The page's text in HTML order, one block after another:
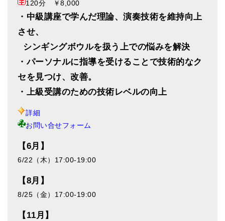
120分 ￥8,000
・中級講座で学んだ理論、演奏技術を維持向上
させ、
シンギングボウルを扱う上での悩みを解決
・パーソナルに指導を受けることで技術的なク
セを見つけ、改善。
・上級受講のための技術レベルの向上
詳細
お問い合せフォーム
【6月】
6/22（木）17:00-19:00
【8月】
8/25（金）17:00-19:00
【11月】